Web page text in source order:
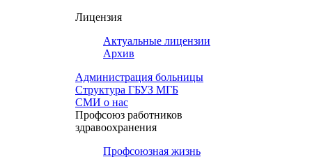
Лицензия
Актуальные лицензии
Архив
Администрация больницы
Структура ГБУЗ МГБ
СМИ о нас
Профсоюз работников
здравоохранения
Профсоюзная жизнь